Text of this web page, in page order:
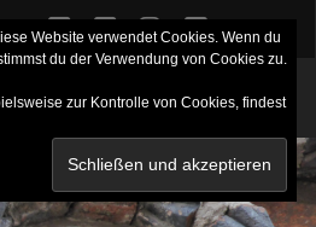
twitterfacebookinstagram
youtube
Website verwendet Cookies. Wenn du
du der Verwendung von Cookies zu.
zur Kontrolle von Cookies, findest